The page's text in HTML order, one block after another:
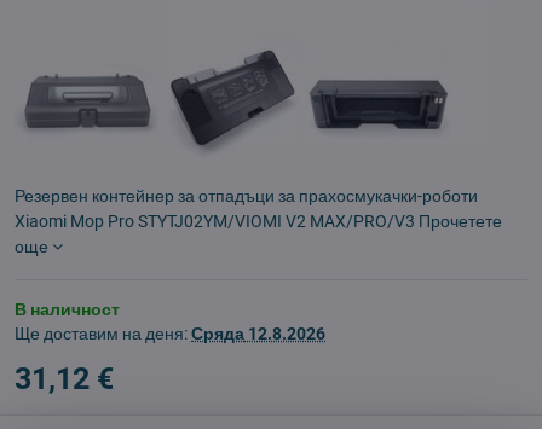
Резервен контейнер за отпадъци за прахосмукачки-роботи
Xiaomi Mop Pro STYTJ02YM/VIOMI V2 MAX/PRO/V3 Прочетете
още
В наличност
Ще доставим на деня:Сряда 12.8.2026
31,12 €